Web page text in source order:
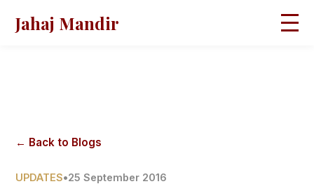
Jahaj Mandir
← Back to Blogs
UPDATES•25 September 2016